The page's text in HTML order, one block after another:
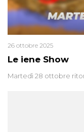
Le iene Show
26 ottobre 2025
Martedì 28 ottobre